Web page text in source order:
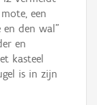
een
en den wal"
en
kasteel
is in zijn